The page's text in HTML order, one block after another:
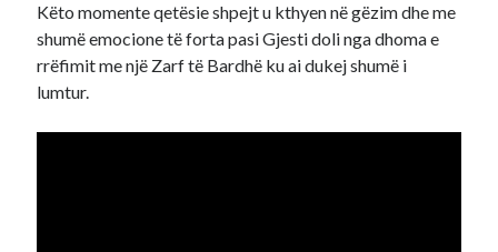
Këto momente qetësie shpejt u kthyen në gëzim dhe me
shumë emocione të forta pasi Gjesti doli nga dhoma e
rrëfimit me një Zarf të Bardhë ku ai dukej shumë i
lumtur.